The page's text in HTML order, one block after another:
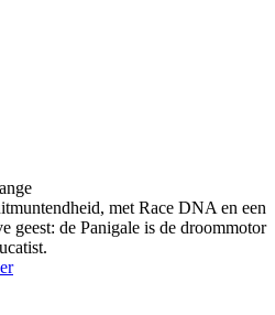
met Race DNA en een
geest: de Panigale is de droommotor